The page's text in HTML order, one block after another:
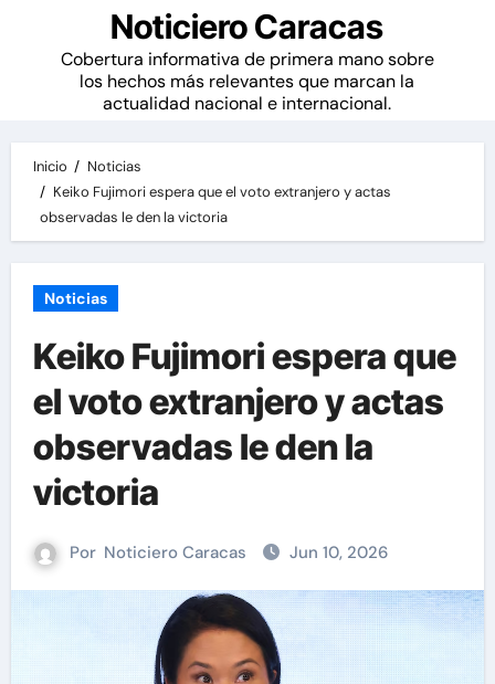
Noticiero Caracas
Cobertura informativa de primera mano sobre
los hechos más relevantes que marcan la
actualidad nacional e internacional.
Inicio
Noticias
Keiko Fujimori espera que el voto extranjero y actas
observadas le den la victoria
Noticias
Keiko Fujimori espera que
el voto extranjero y actas
observadas le den la
victoria
Por Noticiero Caracas Jun 10, 2026